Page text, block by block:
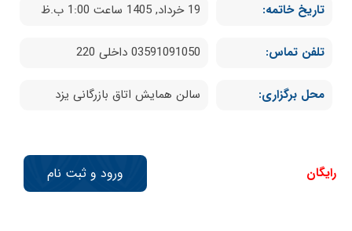
تاریخ خاتمه: 19 خرداد, 1405 ساعت 1:00 ب.ظ
تلفن تماس: 03591091050 داخلی 220
محل برگزاری: سالن همایش اتاق بازرگانی یزد
رایگان ورود و ثبت نام